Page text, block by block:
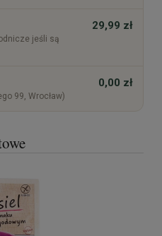
jeśli są
29,99 zł
99, Wrocław)
0,00 zł